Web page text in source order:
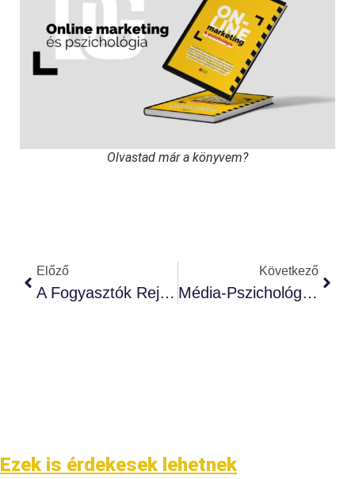
Olvastad már a könyvem?
Előző
A Fogyasztók Rejtett Világa: Marketingpszichológiai Hatások
Következő
Média-Pszichológia: Miért Fontos?
Ezek is érdekesek lehetnek